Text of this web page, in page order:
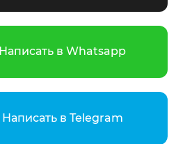
Написать в Whatsapp
Написать в Telegram